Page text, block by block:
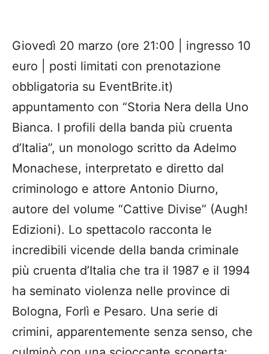
Giovedì 20 marzo (ore 21:00 | ingresso 10
euro | posti limitati con prenotazione
obbligatoria su EventBrite.it)
appuntamento con “Storia Nera della Uno
Bianca. I profili della banda più cruenta
d’Italia”, un monologo scritto da Adelmo
Monachese, interpretato e diretto dal
criminologo e attore Antonio Diurno,
autore del volume “Cattive Divise” (Augh!
Edizioni). Lo spettacolo racconta le
incredibili vicende della banda criminale
più cruenta d’Italia che tra il 1987 e il 1994
ha seminato violenza nelle province di
Bologna, Forlì e Pesaro. Una serie di
crimini, apparentemente senza senso, che